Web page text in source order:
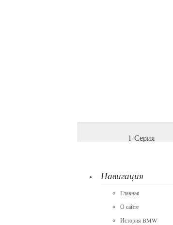
1-Серия
Навигация
Главная
О сайте
История BMW